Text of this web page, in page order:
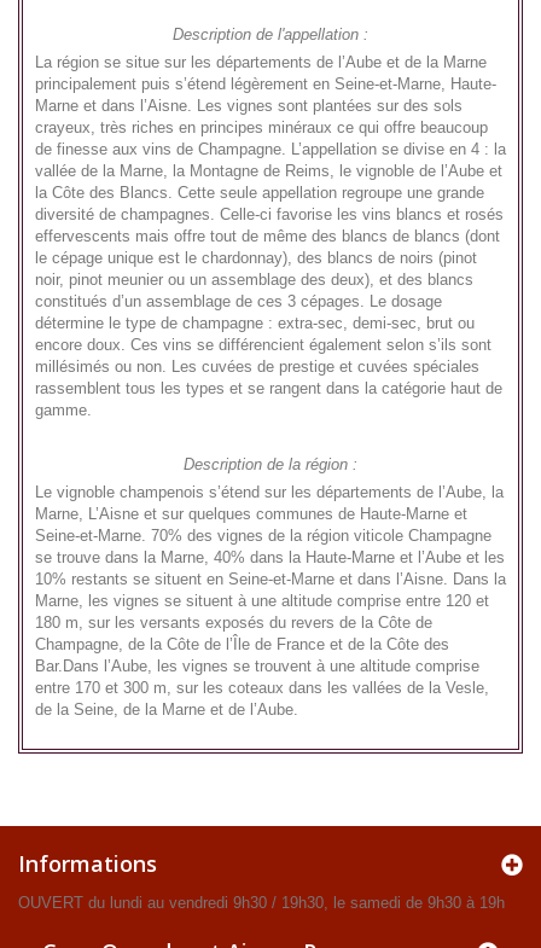
Description de l'appellation :
La région se situe sur les départements de l’Aube et de la Marne
principalement puis s’étend légèrement en Seine-et-Marne, Haute-
Marne et dans l’Aisne. Les vignes sont plantées sur des sols
crayeux, très riches en principes minéraux ce qui offre beaucoup
de finesse aux vins de Champagne. L’appellation se divise en 4 : la
vallée de la Marne, la Montagne de Reims, le vignoble de l’Aube et
la Côte des Blancs. Cette seule appellation regroupe une grande
diversité de champagnes. Celle-ci favorise les vins blancs et rosés
effervescents mais offre tout de même des blancs de blancs (dont
le cépage unique est le chardonnay), des blancs de noirs (pinot
noir, pinot meunier ou un assemblage des deux), et des blancs
constitués d’un assemblage de ces 3 cépages. Le dosage
détermine le type de champagne : extra-sec, demi-sec, brut ou
encore doux. Ces vins se différencient également selon s’ils sont
millésimés ou non. Les cuvées de prestige et cuvées spéciales
rassemblent tous les types et se rangent dans la catégorie haut de
gamme.
Description de la région :
Le vignoble champenois s’étend sur les départements de l’Aube, la
Marne, L’Aisne et sur quelques communes de Haute-Marne et
Seine-et-Marne. 70% des vignes de la région viticole Champagne
se trouve dans la Marne, 40% dans la Haute-Marne et l’Aube et les
10% restants se situent en Seine-et-Marne et dans l’Aisne. Dans la
Marne, les vignes se situent à une altitude comprise entre 120 et
180 m, sur les versants exposés du revers de la Côte de
Champagne, de la Côte de l’Île de France et de la Côte des
Bar.Dans l’Aube, les vignes se trouvent à une altitude comprise
entre 170 et 300 m, sur les coteaux dans les vallées de la Vesle,
de la Seine, de la Marne et de l’Aube.
Informations
OUVERT du lundi au vendredi 9h30 / 19h30, le samedi de 9h30 à 19h